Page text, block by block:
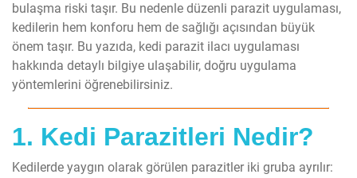
bulaşma riski taşır. Bu nedenle düzenli parazit uygulaması,
kedilerin hem konforu hem de sağlığı açısından büyük
önem taşır. Bu yazıda, kedi parazit ilacı uygulaması
hakkında detaylı bilgiye ulaşabilir, doğru uygulama
yöntemlerini öğrenebilirsiniz.
1. Kedi Parazitleri Nedir?
Kedilerde yaygın olarak görülen parazitler iki gruba ayrılır: